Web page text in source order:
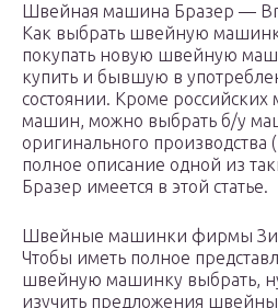
Швейная машина Бразер —
Как выбрать швейную
покупать новую швейную
купить и бывшую в
состоянии. Кроме
машин, можно выбрать б/у
оригинального производства
полное описание одной из
Бразер имеется в этой статье.
Швейные машинки фирмы
Чтобы иметь полное
швейную машинку выбрать,
изучить предложения